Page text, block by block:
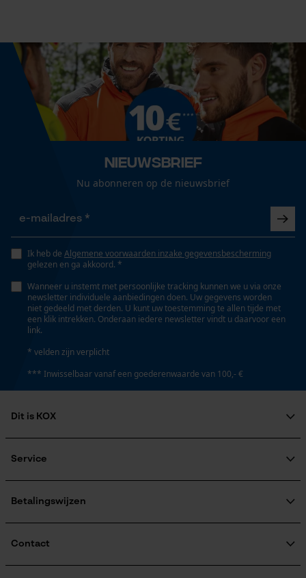
Nieuwsbrief
Nu abonneren op de nieuwsbrief
Ik heb de Algemene voorwaarden inzake gegevensbescherming
gelezen en ga akkoord. *
Wanneer u instemt met persoonlijke tracking kunnen we u via onze
newsletter individuele aanbiedingen doen. Uw gegevens worden
niet gedeeld met derden. U kunt uw toestemming te allen tijde met
een klik intrekken. Onderaan iedere newsletter vindt u daarvoor een
link.
* velden zijn verplicht
*** Inwisselbaar vanaf een goederenwaarde van 100,- €
Dit is KOX
Maatschappelijke betrokkenheid
Aanmelding nieuwsbrief
Service
KOX catalogus
Verzendkosteninformatie
Betalingswijzen
Contact